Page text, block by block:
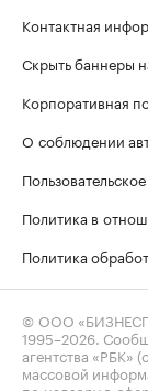
Контактная
Скрыть баннеры
Корпоративная
О соблюдении
Политика в
Политика
© ООО
1995–2026 .
агентства «РБК»
массовой